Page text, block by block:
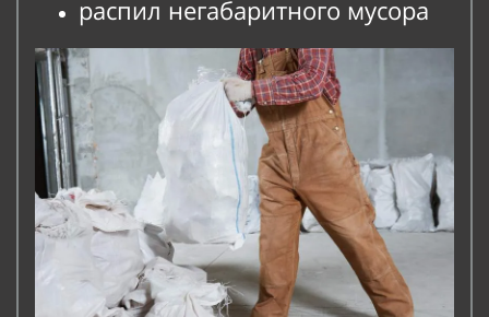
распил негабаритного мусора